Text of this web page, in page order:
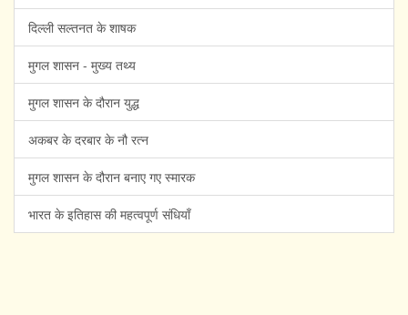
दिल्ली सल्तनत के शाषक
मुगल शासन - मुख्य तथ्य
मुगल शासन के दौरान युद्ध
अकबर के दरबार के नौ रत्न
मुगल शासन के दौरान बनाए गए स्मारक
भारत के इतिहास की महत्वपूर्ण संधियाँ